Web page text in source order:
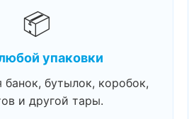
📦
упаковки
банок, бутылок, коробок,
и другой тары.